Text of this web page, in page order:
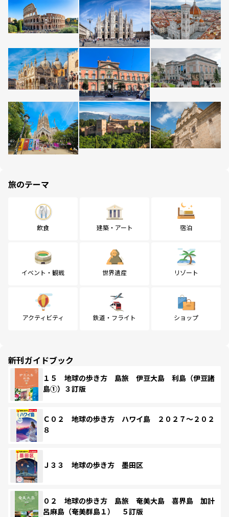
旅のテーマ
飲食 建築・アート 宿泊
イベント・観戦 世界遺産 リゾート
アクティビティ 鉄道・フライト ショップ
新刊ガイドブック
１５ 地球の歩き方 島旅 伊豆大島 利島（伊豆諸
島①）３訂版
Ｃ０２ 地球の歩き方 ハワイ島 ２０２７～２０２
８
Ｊ３３ 地球の歩き方 墨田区
０２ 地球の歩き方 島旅 奄美大島 喜界島 加計
呂麻島（奄美群島１） ５訂版